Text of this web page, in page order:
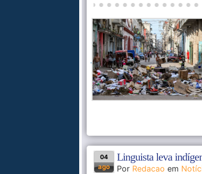
04
ago
Linguista leva
Por Redacao em